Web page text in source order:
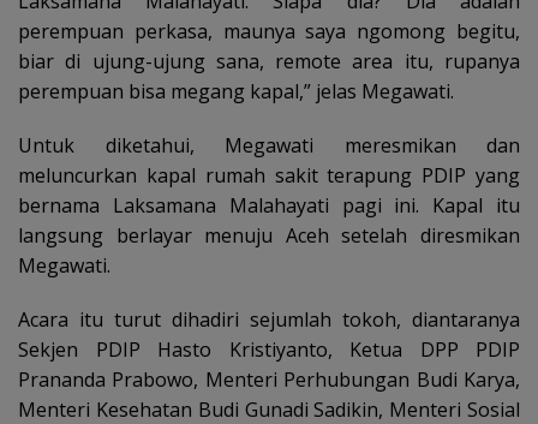
perempuan perkasa, maunya saya ngomong begitu,
biar di ujung-ujung sana, remote area itu, rupanya
perempuan bisa megang kapal,” jelas Megawati.
Untuk diketahui, Megawati meresmikan dan
meluncurkan kapal rumah sakit terapung PDIP yang
bernama Laksamana Malahayati pagi ini. Kapal itu
langsung berlayar menuju Aceh setelah diresmikan
Megawati.
Acara itu turut dihadiri sejumlah tokoh, diantaranya
Sekjen PDIP Hasto Kristiyanto, Ketua DPP PDIP
Prananda Prabowo, Menteri Perhubungan Budi Karya,
Menteri Kesehatan Budi Gunadi Sadikin, Menteri Sosial